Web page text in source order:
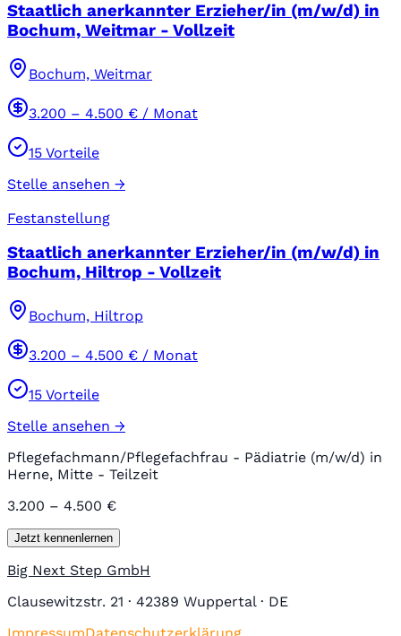
Staatlich anerkannter Erzieher/in (m/w/d) in
Bochum, Weitmar - Vollzeit
Bochum, Weitmar
3.200 – 4.500 € / Monat
15 Vorteile
Stelle ansehen →
Festanstellung
Staatlich anerkannter Erzieher/in (m/w/d) in
Bochum, Hiltrop - Vollzeit
Bochum, Hiltrop
3.200 – 4.500 € / Monat
15 Vorteile
Stelle ansehen →
Pflegefachmann/Pflegefachfrau - Pädiatrie (m/w/d) in
Herne, Mitte - Teilzeit
3.200 – 4.500 €
Jetzt kennenlernen
Big Next Step GmbH
Clausewitzstr. 21 · 42389 Wuppertal · DE